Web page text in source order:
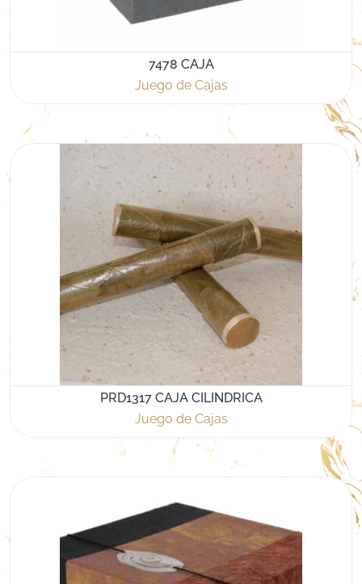
7478 CAJA
Juego de Cajas
PRD1317 CAJA CILINDRICA
Juego de Cajas